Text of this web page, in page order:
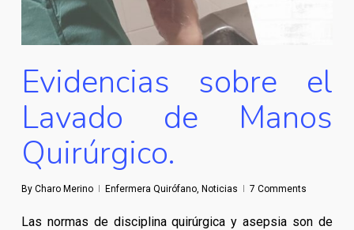
Evidencias sobre el
Lavado de Manos
Quirúrgico.
By Charo Merino Enfermera Quirófano, Noticias 7 Comments
Las normas de disciplina quirúrgica y asepsia son de